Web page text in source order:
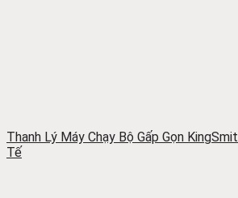
Thanh Lý Máy Chạy Bộ Gấp Gọn
Tế